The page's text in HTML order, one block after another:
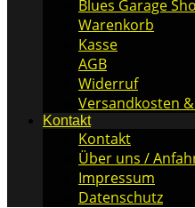
Blues Garage
Warenkorb
Kasse
AGB
Widerruf
Versandkosten
Kontakt
Kontakt
Über uns /
Impressum
Datenschutz